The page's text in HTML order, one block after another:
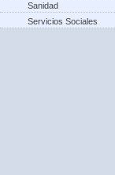
Sanidad
Servicios Sociales